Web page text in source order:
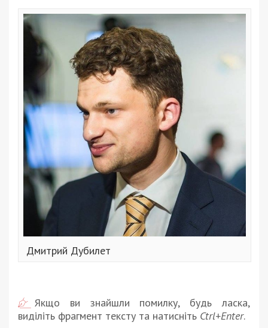
Дмитрий Дубилет
Якщо ви знайшли помилку, будь ласка,
виділіть фрагмент тексту та натисніть Ctrl+Enter.